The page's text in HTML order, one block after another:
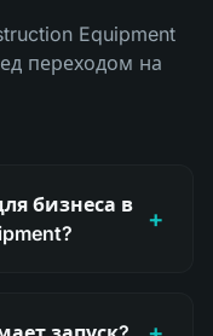
Equipment
переходом на
бизнеса в
+